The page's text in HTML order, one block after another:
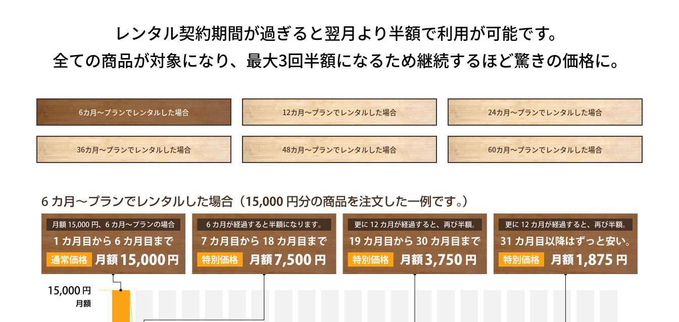
レンタル契約期間が過ぎると翌月より半額で利用が可能です。
全ての商品が対象になり、最大3回半額になるため継続するほど驚きの価格に。
6カ月～プランでレンタルした場合 12カ月～プランでレンタルした場合 24カ月～プランでレンタルした場合
36カ月～プランでレンタルした場合 48カ月～プランでレンタルした場合 60カ月～プランでレンタルした場合